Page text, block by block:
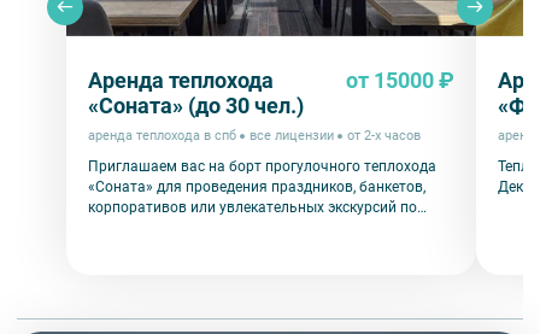
Аренда теплохода
«Соната» (до 30 чел.)
от 15000 ₽
аренда теплохода в спб все лицензии от 2-х часов
Приглашаем вас на борт прогулочного теплохода
«Соната» для проведения праздников, банкетов,
корпоративов или увлекательных экскурсий по